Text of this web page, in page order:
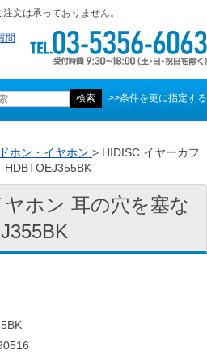
文は承っておりません。
問
>>条件を更に指定する
ホン・イヤホン > HIDISC イヤーカフ
HDBTOEJ355BK
ホン 耳の穴を塞な